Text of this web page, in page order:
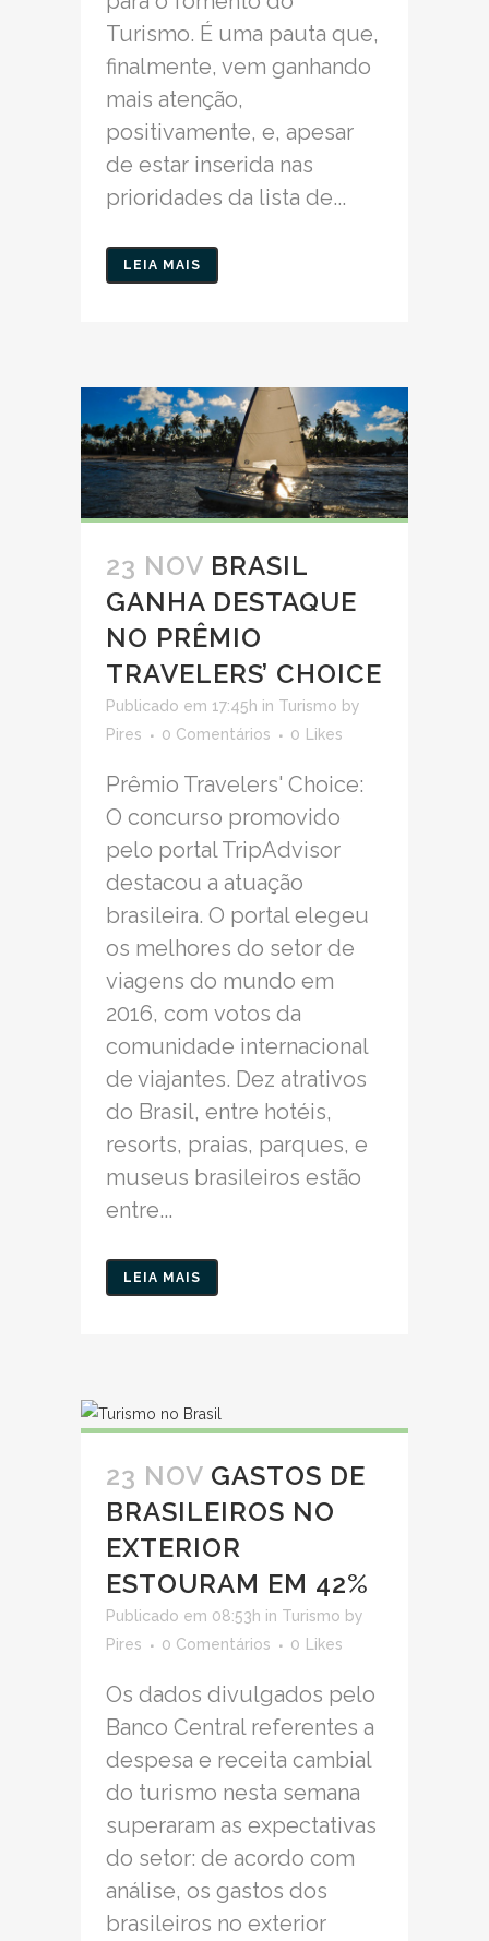
Turismo. É uma pauta que,
finalmente, vem ganhando
mais atenção,
positivamente, e, apesar
de estar inserida nas
prioridades da lista de...
LEIA MAIS
23 NOV BRASIL
GANHA DESTAQUE
NO PRÊMIO
TRAVELERS’ CHOICE
Publicado em 17:45h in Turismo by
Pires
0 Comentários 0 Likes
Prêmio Travelers' Choice:
O concurso promovido
pelo portal TripAdvisor
destacou a atuação
brasileira. O portal elegeu
os melhores do setor de
viagens do mundo em
2016, com votos da
comunidade internacional
de viajantes. Dez atrativos
do Brasil, entre hotéis,
resorts, praias, parques, e
museus brasileiros estão
entre...
LEIA MAIS
23 NOV GASTOS DE
BRASILEIROS NO
EXTERIOR
ESTOURAM EM 42%
Publicado em 08:53h in Turismo by
Pires
0 Comentários 0 Likes
Os dados divulgados pelo
Banco Central referentes a
despesa e receita cambial
do turismo nesta semana
superaram as expectativas
do setor: de acordo com
análise, os gastos dos
brasileiros no exterior